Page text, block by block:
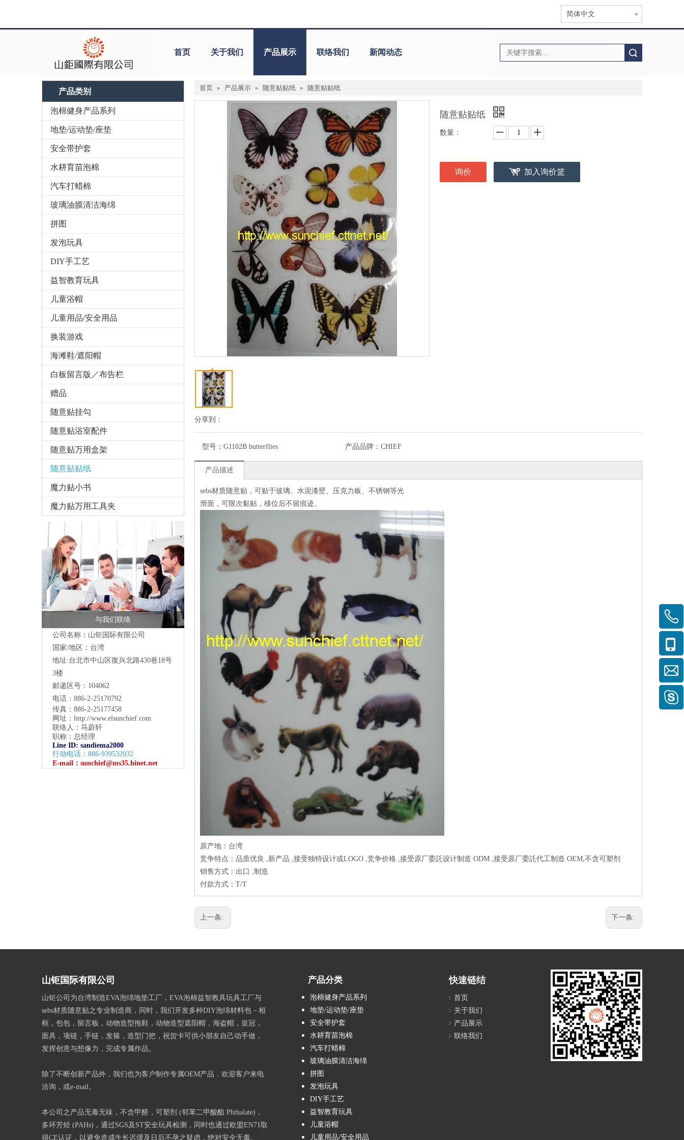
简体中文
首页 关于我们 产品展示 联络我们 新闻动态
产品类别
泡棉健身产品系列
地垫/运动垫/座垫
安全带护套
水耕育苗泡棉
汽车打蜡棉
玻璃油膜清洁海绵
拼图
发泡玩具
DIY手工艺
益智教育玩具
儿童浴帽
儿童用品/安全用品
换装游戏
海滩鞋/遮阳帽
白板留言版／布告栏
赠品
随意贴挂勾
随意贴浴室配件
随意贴万用盒架
随意贴贴纸
魔力贴小书
魔力贴万用工具夹
与我们联络
公司名称：山钜国际有限公司
国家/地区：台湾
地址:台北市中山区復兴北路430巷18号
3楼
邮递区号：104062
电话：886-2-25170792
传真：886-2-25177458
网址： http://www.elsunchief.com
联络人：马蔚轩
职称：总经理
Line ID: sandiema2000
行动电话：886-939532032
E-mail： sunchief@ms35.hinet.net
首页 » 产品展示 » 随意贴贴纸 » 随意贴贴纸
分享到：
随意贴贴纸
数量：
询价 加入询价篮
型号： G1102B butterflies 产品品牌： CHIEF
产品描述
sebs材质随意贴，可贴于玻璃、水泥漆壁、压克力板、不锈钢等光
滑面，可限次黏贴，移位后不留痕迹。
原产地：台湾
竞争特点：品质优良 ,新产品 ,接受独特设计或LOGO ,竞争价格 ,接受原厂委託设计制造 ODM ,接受原厂委託代工制造 OEM,不含可塑剂
销售方式：出口 ,制造
付款方式：T/T
上一条: 下一条:
山钜国际有限公司
山钜公司为台湾制造EVA泡绵地垫工厂，EVA泡棉益智教具玩具工厂与
sebs材质随意贴之专业制造商，同时，我们开发多种DIY泡绵材料包－相
框，包包，留言板，动物造型拖鞋，动物造型遮阳帽，海盗帽，皇冠，
面具，项链，手链，发箍，造型门把，祝贺卡可供小朋友自己动手做，
发挥创意与想像力，完成专属作品。
除了不断创新产品外，我们也为客户制作专属OEM产品．欢迎客户来电
洽询，或e-mail。
本公司之产品无毒无味，不含甲醛，可塑剂 (邻苯二甲酸酯 Phthalate)，
多环芳烃 (PAHs)，通过SGS及ST安全玩具检测，同时也通过欧盟EN71取
得CE认证，以避免造成生长迟缓及日后不孕之疑虑，绝对安全无毒。
产品分类
泡棉健身产品系列
地垫/运动垫/座垫
安全带护套
水耕育苗泡棉
汽车打蜡棉
玻璃油膜清洁海绵
拼图
发泡玩具
DIY手工艺
益智教育玩具
儿童浴帽
儿童用品/安全用品
快速链结
首页
关于我们
产品展示
联络我们